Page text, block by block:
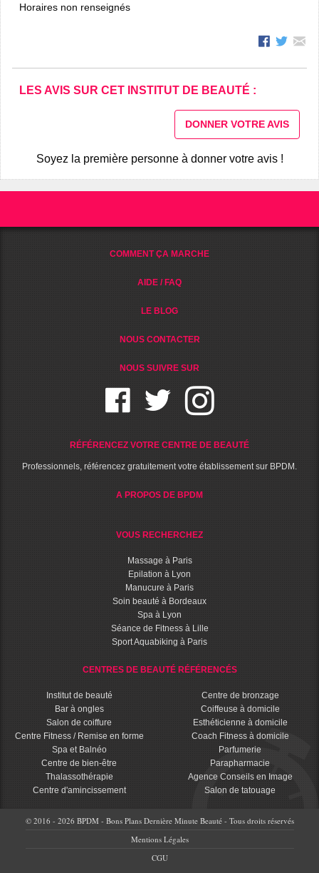
Horaires non renseignés
LES AVIS SUR CET INSTITUT DE BEAUTÉ :
DONNER VOTRE AVIS
Soyez la première personne à donner votre avis !
COMMENT ÇA MARCHE
AIDE / FAQ
LE BLOG
NOUS CONTACTER
NOUS SUIVRE SUR
RÉFÉRENCEZ VOTRE CENTRE DE BEAUTÉ
Professionnels, référencez gratuitement votre établissement sur BPDM.
A PROPOS DE BPDM
VOUS RECHERCHEZ
Massage à Paris
Epilation à Lyon
Manucure à Paris
Soin beauté à Bordeaux
Spa à Lyon
Séance de Fitness à Lille
Sport Aquabiking à Paris
CENTRES DE BEAUTÉ RÉFÉRENCÉS
Institut de beauté
Bar à ongles
Salon de coiffure
Centre Fitness / Remise en forme
Spa et Balnéo
Centre de bien-être
Thalassothérapie
Centre d'amincissement
Centre de bronzage
Coiffeuse à domicile
Esthéticienne à domicile
Coach Fitness à domicile
Parfumerie
Parapharmacie
Agence Conseils en Image
Salon de tatouage
© 2016 - 2026 BPDM - Bons Plans Dernière Minute Beauté - Tous droits réservés
Mentions Légales
CGU